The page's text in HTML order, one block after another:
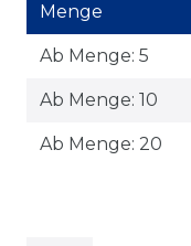
Menge
Ab Menge: 5
Ab Menge: 10
Ab Menge: 20